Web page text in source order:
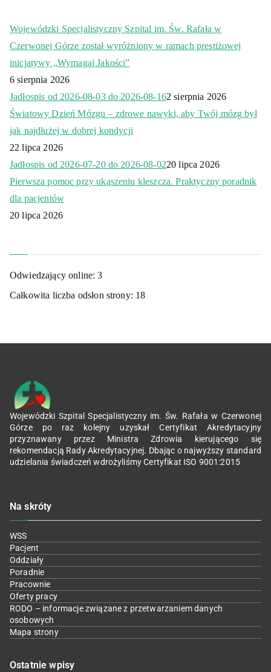
Wojewódzki Specjalistyczny Szpital im. Św. Rafała w
Czerwonej Górze został wyróżniony w ramach prestiżowej
inicjatywy „Wymagaj Jakości”
6 sierpnia 2026
Jadłospis od 2026-08-03 do 2026-08-162 sierpnia 2026
Światowy Dzień Mózgu – zdrowe nawyki, aby Twój mózg był
jak najdłużej w dobrej kondycji
22 lipca 2026
Jadłospis od 2026-07-20 do 2026-08-0220 lipca 2026
Pierwsza pomoc przy ukąszeniu kleszcza. Praktyczny poradnik
dla pacjentów
20 lipca 2026
Odwiedzający online:3
Całkowita liczba odsłon strony: 18
Wojewódzki Szpital Specjalistyczny im. Św. Rafała w Czerwonej
Górze po raz kolejny uzyskał Certyfikat Akredytacyjny
przyznawany przez Ministra Zdrowia kierującego się
rekomendacją Rady Akredytacyjnej. Dbając o najwyższy standard
udzielania świadczeń wdrożyliśmy Certyfikat ISO 9001:2015
Na skróty
WSS
Pacjent
Oddziały
Poradnie
Pracownie
Oferty pracy
RODO – informacje związane z przetwarzaniem danych
osobowych
Mapa strony
Ostatnie wpisy